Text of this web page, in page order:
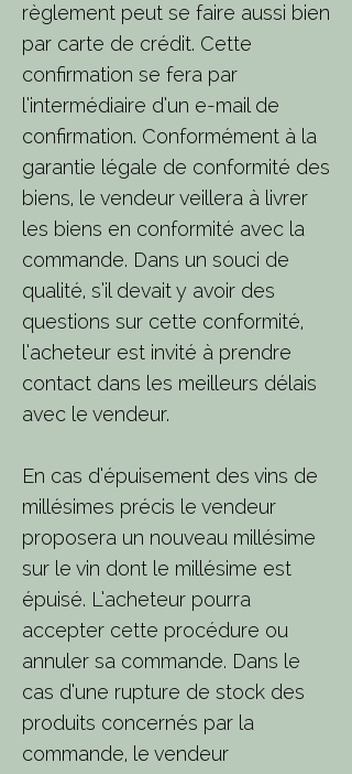
règlement peut se faire aussi bien
par carte de crédit. Cette
confirmation se fera par
l’intermédiaire d’un e-mail de
confirmation. Conformément à la
garantie légale de conformité des
biens, le vendeur veillera à livrer
les biens en conformité avec la
commande. Dans un souci de
qualité, s’il devait y avoir des
questions sur cette conformité,
l’acheteur est invité à prendre
contact dans les meilleurs délais
avec le vendeur.
En cas d’épuisement des vins de
millésimes précis le vendeur
proposera un nouveau millésime
sur le vin dont le millésime est
épuisé. L’acheteur pourra
accepter cette procédure ou
annuler sa commande. Dans le
cas d’une rupture de stock des
produits concernés par la
commande, le vendeur